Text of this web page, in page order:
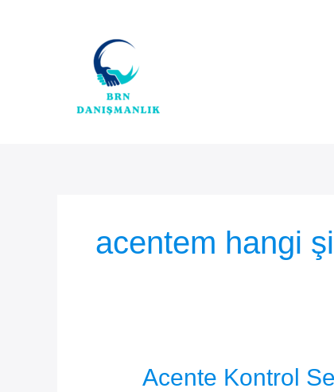
acentem hangi
Acente Kontrol